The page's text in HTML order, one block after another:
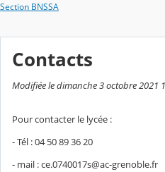
Section BNSSA
Contacts
Modifiée le dimanche 3 octobre 2021
Pour contacter le lycée :
- Tél : 04 50 89 36 20
- mail : ce.0740017s@ac-grenoble.fr